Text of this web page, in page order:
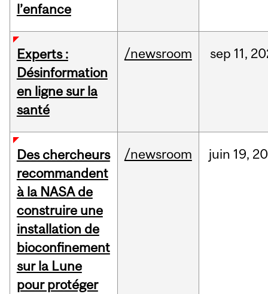
l’enfance
Experts :
Désinformation
en ligne sur la
santé
/newsroom sep 11,
Des chercheurs
recommandent
à la NASA de
construire une
installation de
bioconfinement
sur la Lune
pour protéger
/newsroom juin 19,